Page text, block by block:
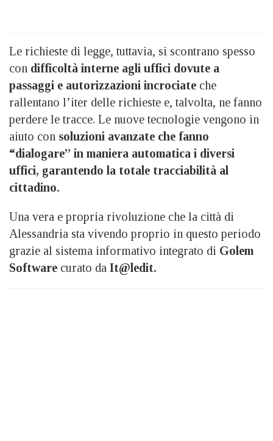
Le richieste di legge, tuttavia, si scontrano spesso
con difficoltà interne agli uffici dovute a
passaggi e autorizzazioni incrociate che
rallentano l’iter delle richieste e, talvolta, ne fanno
perdere le tracce. Le nuove tecnologie vengono in
aiuto con soluzioni avanzate che fanno
“dialogare” in maniera automatica i diversi
uffici, garantendo la totale tracciabilità al
cittadino.
Una vera e propria rivoluzione che la città di
Alessandria sta vivendo proprio in questo periodo
grazie al sistema informativo integrato di Golem
Software curato da It@ledit.